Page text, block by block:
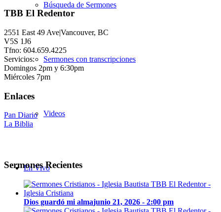
Búsqueda de Sermones
Sermones con transcripciones
Videos
En Vivo
TBB El Redentor
2551 East 49 Ave|Vancouver, BC
V5S 1J6
Tfno: 604.659.4225
Servicios:
Domingos 2pm y 6:30pm
Miércoles 7pm
Enlaces
Pan Diario
La Biblia
Sermones Recientes
Dios guardó mi almajunio 21, 2026 - 2:00 pm